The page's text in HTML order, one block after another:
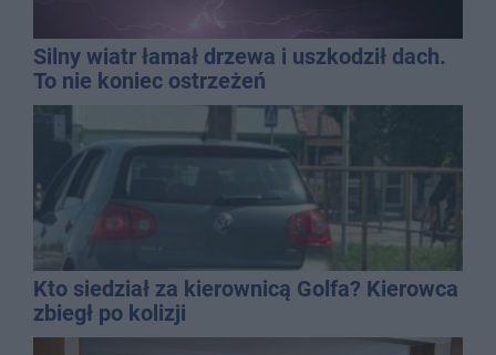
Silny wiatr łamał drzewa i uszkodził dach.
To nie koniec ostrzeżeń
Kto siedział za kierownicą Golfa? Kierowca
zbiegł po kolizji